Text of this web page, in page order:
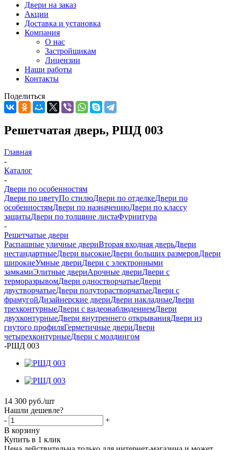
Двери на заказ
Акции
Доставка и установка
Компания
О нас
Застройщикам
Лицензии
Наши работы
Контакты
Поделиться
Решетчатая дверь, РШД 003
Главная
-
Каталог
-
Двери по особенностям
Двери по цветуПо стилюДвери по отделкеДвери по
особенностямДвери по назначениюДвери по классу
защитыДвери по толщине листаФурнитура
-
Решетчатые двери
Распашные уличные двериВторая входная дверьДвери
нестандартныеДвери высокиеДвери больших размеровДвери
широкиеУмные двериДвери с электронными
замкамиЭлитные двериАрочные двериДвери с
терморазрывомДвери одностворчатыеДвери
двустворчатыеДвери полуторастворчатыеДвери с
фрамугойДизайнерские двериДвери накладныеДвери
трехконтурныеДвери с видеонаблюдениемДвери
двухконтурныеДвери внутреннего открыванияДвери из
гнутого профиляГерметичные двериДвери
четырехконтурныеДвери с молдингом
-РШД 003
14 300 руб./шт
Нашли дешевле?
-
+
В корзину
Купить в 1 клик